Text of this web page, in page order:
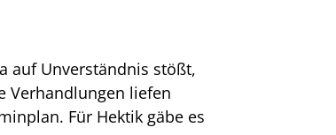
auf Unverständnis stößt,
Verhandlungen liefen
Für Hektik gäbe es